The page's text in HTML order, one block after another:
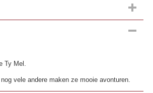
Ty Mel.
vele andere maken ze mooie avonturen.